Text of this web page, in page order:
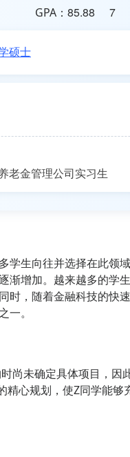
GPA： 85.88 7
硕士
老金管理公司实习生
学生向往并选择在此领
渐增加。越来越多的学
时，随着金融科技的快
。
尚未确定具体项目，
心规划，使Z同学能够